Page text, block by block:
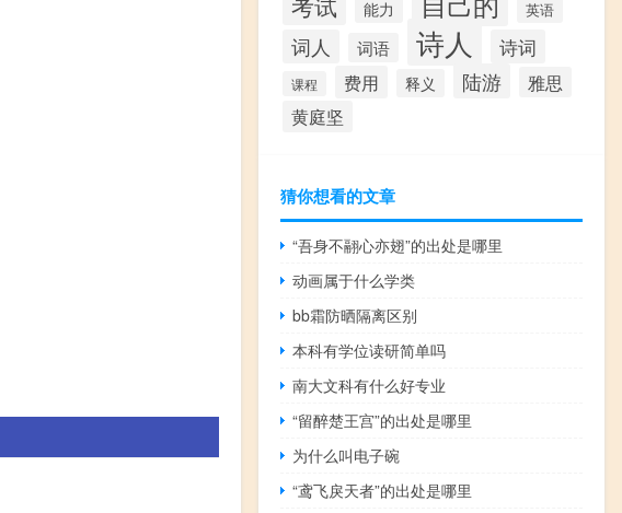
能力 英语
词人 词语 诗人 诗词
课程 费用 释义 陆游 雅思
黄庭坚
猜你想看的文章
“吾身不翮心亦翅”的出处是哪里
动画属于什么学类
bb霜防晒隔离区别
本科有学位读研简单吗
南大文科有什么好专业
“留醉楚王宫”的出处是哪里
为什么叫电子碗
“鸢飞戾天者”的出处是哪里